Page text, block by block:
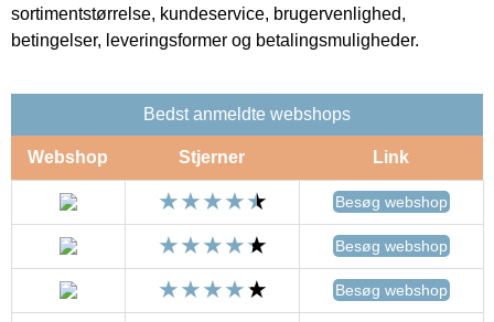
sortimentstørrelse, kundeservice, brugervenlighed,
betingelser, leveringsformer og betalingsmuligheder.
Bedst anmeldte webshops
Webshop Stjerner Link
Besøg webshop
Besøg webshop
Besøg webshop